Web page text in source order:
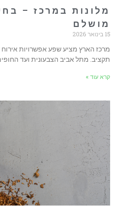
במרכז –
הארץ מציע שפע אפשרויות אירוח
מתל אביב הצבעונית ועד
עוד »